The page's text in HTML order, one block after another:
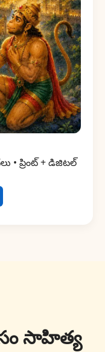
• ప్రింట్ + డిజిటల్
సాహిత్య